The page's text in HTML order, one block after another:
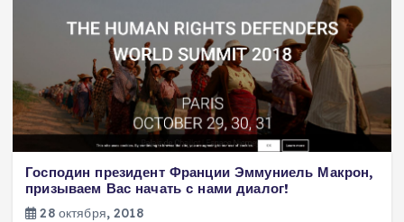
Господин президент Франции Эммуниель Макрон,
призываем Вас начать с нами диалог!
28 октября, 2018